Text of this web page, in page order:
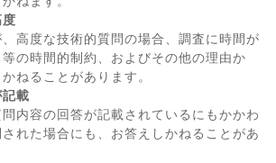
高度な技術的質問の場合、調査に時間が
の時間的制約、およびその他の理由か
ねることがあります。
載
内容の回答が記載されているにもかかわ
れた場合にも、お答えしかねることがあ